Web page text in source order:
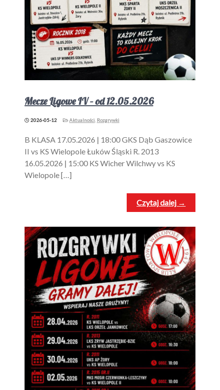
Mecze Ligowe IV – od 12.05.2026
2026-05-12 Aktualności Rozgrywki
B KLASA 17.05.2026 | 18:00 GKS Dąb Gaszowice
II vs KS Wielopole Łuków Śląski R. 2013
16.05.2026 | 15:00 KS Wicher Wilchwy vs KS
Wielopole […]
Czytaj dalej →